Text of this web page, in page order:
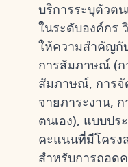
บริการระบุตัวต
ในระดับองค์กร
ให้ความสำคัญกั
การสัมภาษณ์ (
สัมภาษณ์, การจั
จายภาระงาน,
ตนเอง), แบบป
คะแนนที่มีโครง
สำหรับการถอด